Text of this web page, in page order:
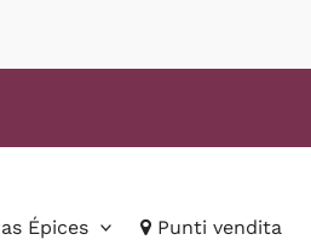
Épices Punti vendita